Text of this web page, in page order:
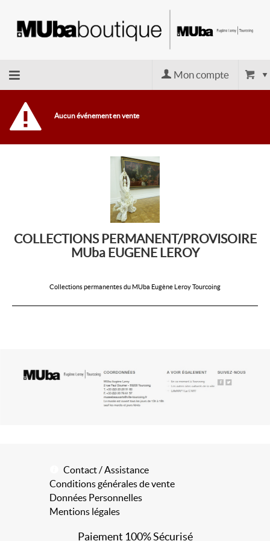
Retour
au site
Mon compte
Aucun événement en vente
COLLECTIONS PERMANENT/PROVISOIRE
MUba EUGENE LEROY
Collections permanentes du MUba Eugène Leroy Tourcoing
Contact / Assistance
Conditions générales de vente
Données Personnelles
Mentions légales
Paiement 100% Sécurisé